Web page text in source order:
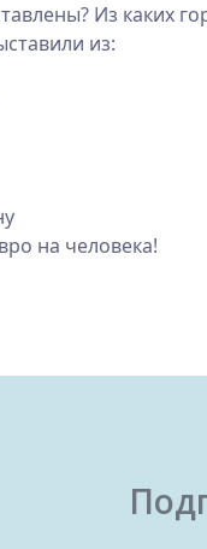
Из каких
из:
на человека!